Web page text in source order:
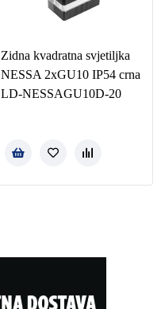
Zidna kvadratna svjetiljka
NESSA 2xGU10 IP54 crna
LD-NESSAGU10D-20